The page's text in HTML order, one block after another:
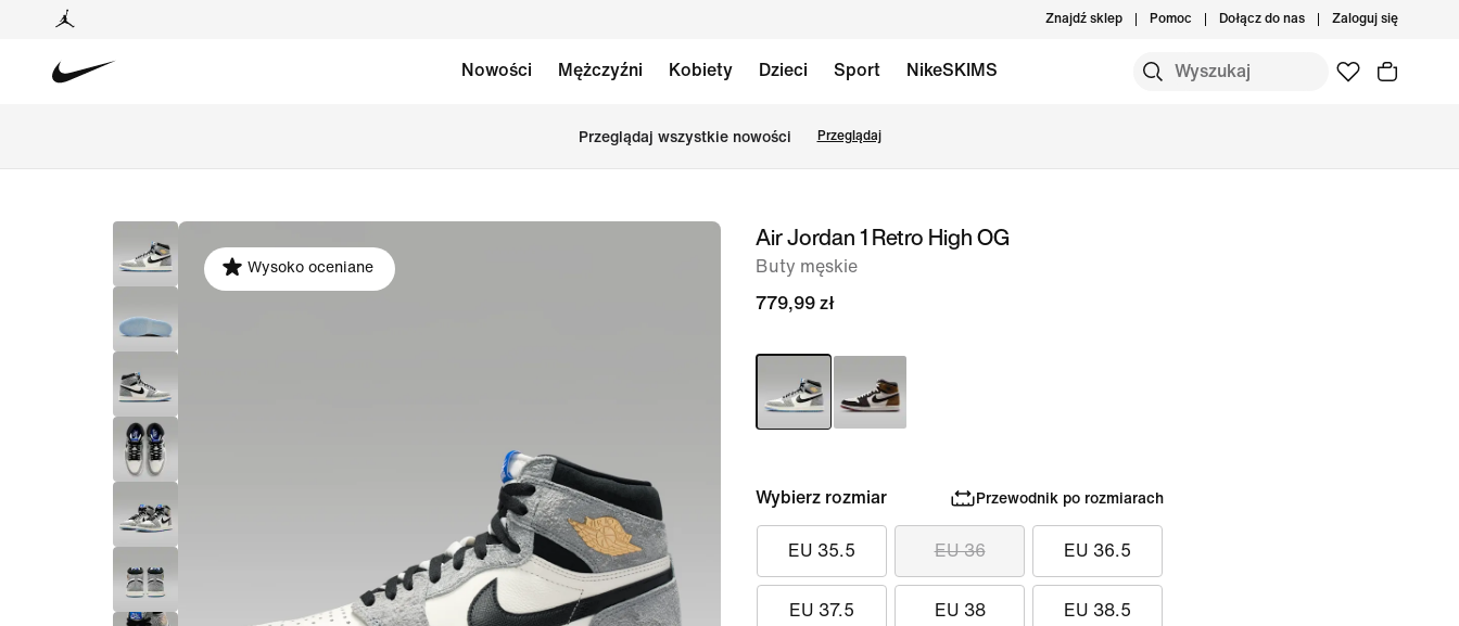
Znajdź sklep Pomoc Dołącz do nas Zaloguj się
Nowości Mężczyźni Kobiety Dzieci Sport NikeSKIMS
Przeglądaj wszystkie nowości Przeglądaj
obraz
1 z 11
Wysoko oceniane
Air Jordan 1 Retro High OG
Buty męskie
779,99 zł
Wybierz rozmiar Przewodnik po rozmiarach
EU 35.5 EU 36 EU 36.5
EU 37.5 EU 38 EU 38.5